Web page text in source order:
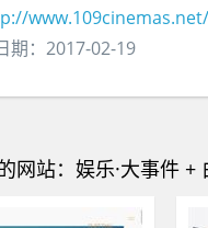
www.109cinemas.net/
期：2017-02-19
网站：娱乐·大事件 +